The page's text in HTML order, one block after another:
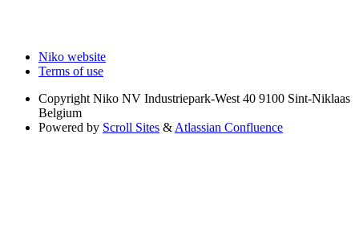
Niko website
Terms of use
Copyright Niko NV Industriepark-West 40 9100 Sint-Niklaas
Belgium
Powered by Scroll Sites & Atlassian Confluence